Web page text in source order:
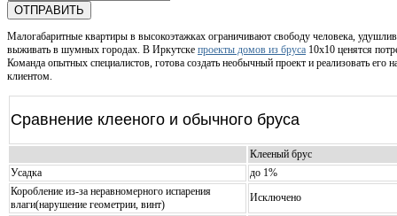
ОТПРАВИТЬ
Малогабаритные квартиры в высокоэтажках ограничивают свободу человека,
выживать в шумных городах. В Иркутске проекты домов из бруса 10x10 ценятся
Команда опытных специалистов, готова создать необычный проект и реализовать его
клиентом.
Сравнение клееного и обычного бруса
Клееный брус
Усадка
до 1%
Коробление из-за неравномерного испарения
влаги(нарушение геометрии, винт)
Исключено